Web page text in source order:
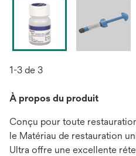
1-3 de 3
À propos du produit
Conçu pour toute
le Matériau de restauration
Ultra offre une excellente